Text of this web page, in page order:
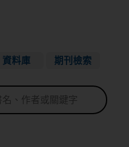
資料庫 期刊檢索